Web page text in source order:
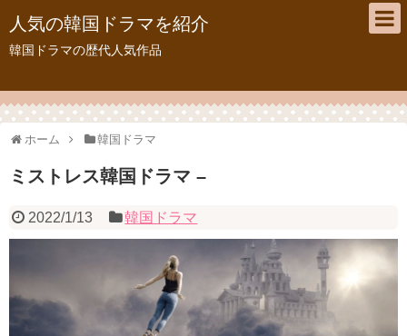
人気の韓国ドラマを紹介
韓国ドラマの歴代人気作品
ホーム 韓国ドラマ
ミストレス韓国ドラマ –
2022/1/13 韓国ドラマ